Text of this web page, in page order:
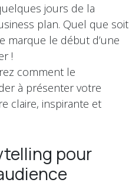
jours de la
plan. Quel que soit
marque le début d’une
!
comment le
à présenter votre
claire, inspirante et
pour